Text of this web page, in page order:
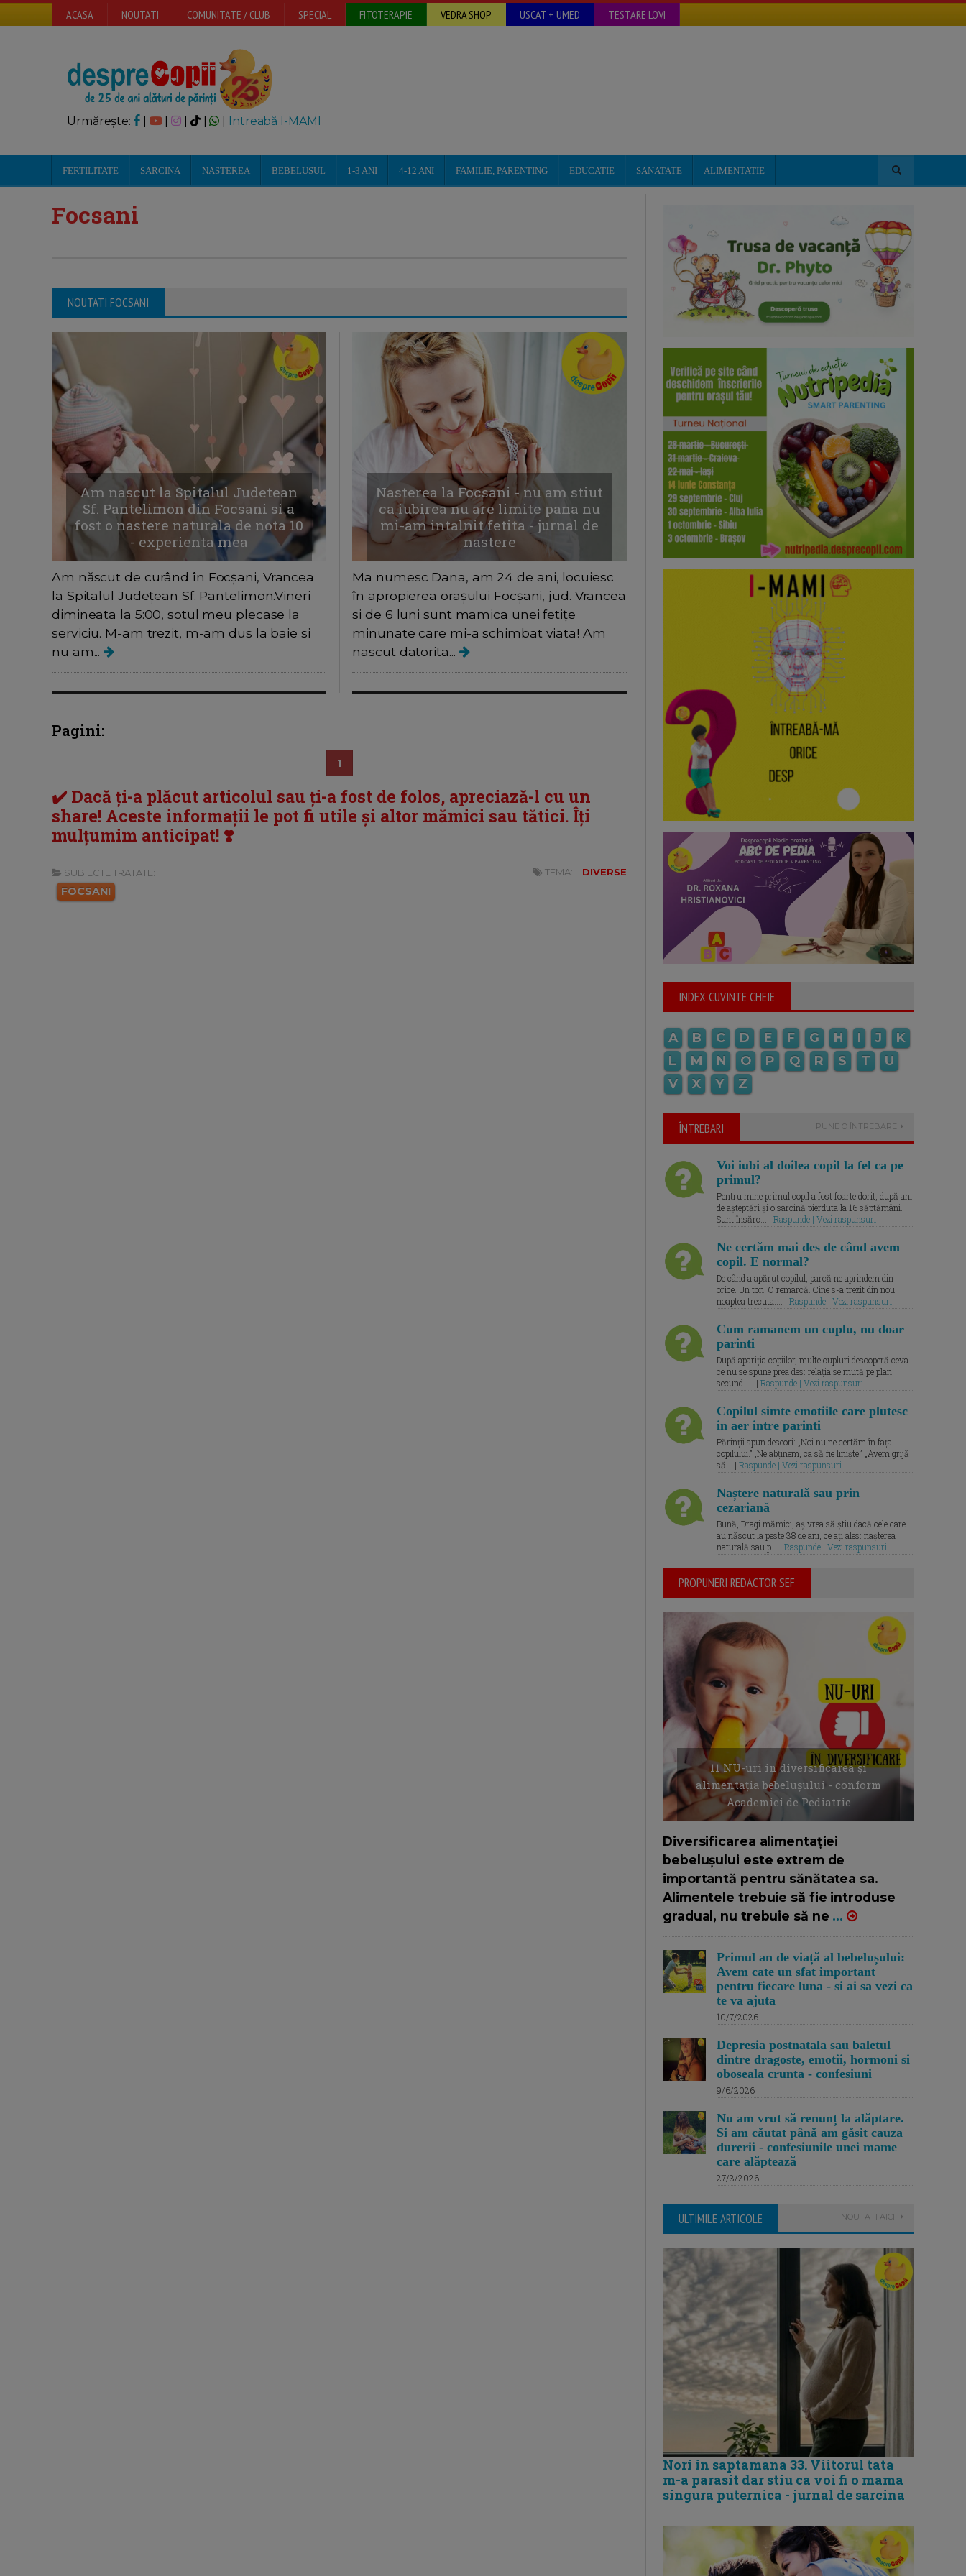
ACASA NOUTATI COMUNITATE / CLUB SPECIAL FITOTERAPIE VEDRA SHOP USCAT + UMED TESTARE LOVI
Urmărește: | | Intreabă I-MAMI
FERTILITATE SARCINA NASTEREA BEBELUSUL 1-3 ANI 4-12 ANI FAMILIE, PARENTING EDUCATIE SANATATE ALIMENTATIE
Focsani
NOUTATI FOCSANI
Am nascut la Spitalul Judetean
Sf. Pantelimon din Focsani si a
fost o nastere naturala de nota 10
- experienta mea
Am născut de curând în Focșani, Vrancea
la Spitalul Județean Sf. Pantelimon.Vineri
dimineata la 5:00, sotul meu plecase la
serviciu. M-am trezit, m-am dus la baie si
nu am...
Nasterea la Focsani - nu am stiut
ca iubirea nu are limite pana nu
mi-am intalnit fetita - jurnal de
nastere
Ma numesc Dana, am 24 de ani, locuiesc
în apropierea orașului Focșani, jud. Vrancea
si de 6 luni sunt mamica unei fetițe
minunate care mi-a schimbat viata! Am
nascut datorita...
Pagini:
1
✔️ Dacă ți-a plăcut articolul sau ți-a fost de folos, apreciază-l cu un
share! Aceste informații le pot fi utile și altor mămici sau tătici. Îți
mulțumim anticipat! ❣️
SUBIECTE TRATATE:
FOCSANI
TEMA: DIVERSE
INDEX CUVINTE CHEIE
A B C D E F G H I J
K
L
M N O P Q R S T
U
V
X Y Z
ÎNTREBARI PUNE O ÎNTREBARE
Voi iubi al doilea copil la fel ca pe
primul?
Pentru mine primul copil a fost foarte dorit, după ani
de așteptări și o sarcină pierduta la 16 săptămâni.
Sunt însărc... | Raspunde | Vezi raspunsuri
Ne certăm mai des de când avem
copil. E normal?
De când a apărut copilul, parcă ne aprindem din
orice. Un ton. O remarcă. Cine s-a trezit din nou
noaptea trecuta.... | Raspunde | Vezi raspunsuri
Cum ramanem un cuplu, nu doar
parinti
După apariția copiilor, multe cupluri descoperă ceva
ce nu se spune prea des: relația se mută pe plan
secund. ... | Raspunde | Vezi raspunsuri
Copilul simte emotiile care plutesc
in aer intre parinti
Părinții spun deseori: „Noi nu ne certăm în fața
copilului.” „Ne abținem, ca să fie liniște.” „Avem grijă
să... | Raspunde | Vezi raspunsuri
Naștere naturală sau prin
cezariană
Bună, Dragi mămici, aș vrea să știu dacă cele care
au născut la peste 38 de ani, ce ați ales: nașterea
naturală sau p... | Raspunde | Vezi raspunsuri
PROPUNERI REDACTOR SEF
11 NU-uri in diversificarea și
alimentația bebelușului - conform
Academiei de Pediatrie
Diversificarea alimentației
bebelușului este extrem de
importantă pentru sănătatea sa.
Alimentele trebuie să fie introduse
gradual, nu trebuie să ne ...
Primul an de viață al bebelușului:
Avem cate un sfat important
pentru fiecare luna - si ai sa vezi ca
te va ajuta
10/7/2026
Depresia postnatala sau baletul
dintre dragoste, emotii, hormoni si
oboseala crunta - confesiuni
9/6/2026
Nu am vrut să renunț la alăptare.
Si am căutat până am găsit cauza
durerii - confesiunile unei mame
care alăptează
27/3/2026
ULTIMILE ARTICOLE NOUTATI AICI
Nori in saptamana 33. Viitorul tata
m-a parasit dar stiu ca voi fi o mama
singura puternica - jurnal de sarcina